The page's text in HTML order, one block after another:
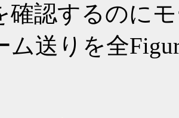
確認するのに
ム送りを全